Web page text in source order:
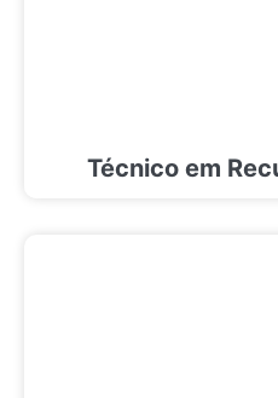
Técnico em